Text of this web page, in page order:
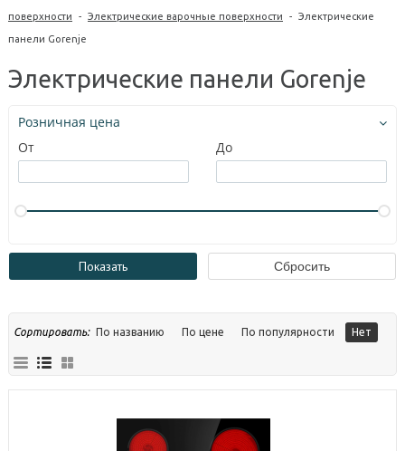
поверхности - Электрические варочные поверхности - Электрические
панели Gorenje
Электрические панели Gorenje
Розничная цена
От
До
Сортировать: По названию По цене По популярности Нет